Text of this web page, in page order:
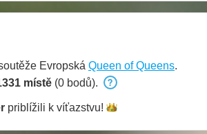
Evropská Queen of Queens.
místě (0 bodů).
priblížili k víťazstvu!